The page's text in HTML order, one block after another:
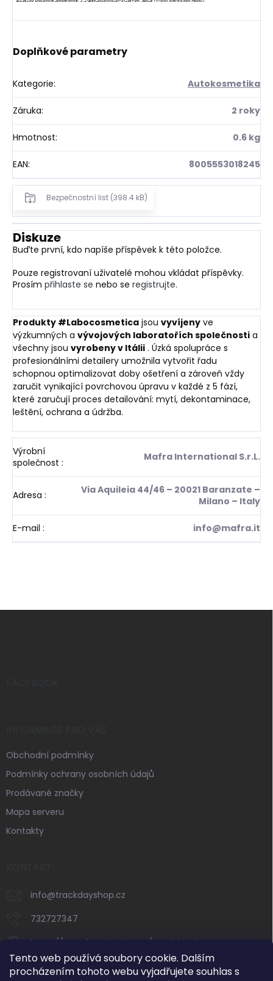
Tento web používá soubory cookie. Dalším
procházením tohoto webu vyjadřujete souhlas s
Doplňkové parametry
Kategorie: Autokosmetika
Záruka: 2 roky
Hmotnost: 0.6 kg
EAN: 8005553018245
Bezpečnostní list (398.4 kB)
Diskuze
Buďte první, kdo napíše příspěvek k této položce.
Pouze registrovaní uživatelé mohou vkládat příspěvky.
Prosím přihlaste se nebo se registrujte.
Produkty #Labocosmetica jsou vyvíjeny ve
výzkumných a vývojových laboratořích společnosti a
všechny jsou vyrobeny v Itálii . Úzká spolupráce s
profesionálními detailery umožnila vytvořit řadu
schopnou optimalizovat doby ošetření a zároveň vždy
zaručit vynikající povrchovou úpravu v každé z 5 fází,
které zaručují proces detailování: mytí, dekontaminace,
leštění, ochrana a údržba.
Výrobní
společnost : Mafra International S.r.L.
Adresa :
Via Aquileia 44/46 – 20021 Baranzate –
Milano – Italy
E-mail : info@mafra.it
Obchodní podmínky
Podmínky ochrany osobních údajů
Prodávané značky
Mapa serveru
Kontakty
info@trackdayshop.cz
732727347
https://www.facebook.com/trackdayshop
trackdayshop